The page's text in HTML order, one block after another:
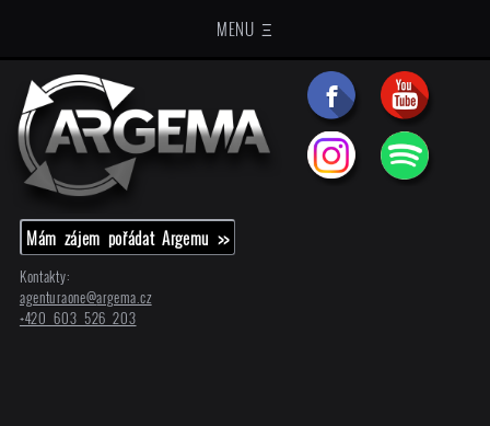
MENU Ξ
Mám zájem pořádat Argemu >>
Kontakty:
agenturaone@argema.cz
+420 603 526 203